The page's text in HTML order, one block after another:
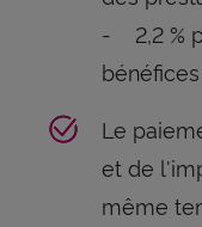
- 2,2 %
Le
et de
même